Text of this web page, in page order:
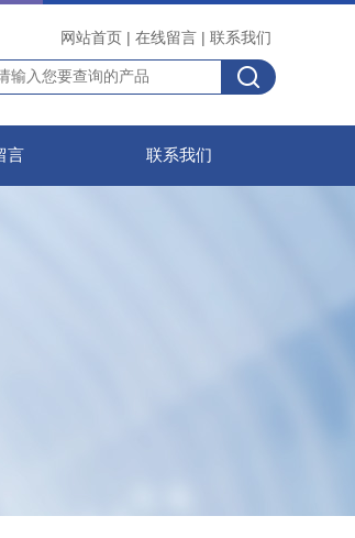
网站首页 | 在线留言 | 联系我们
言 联系我们